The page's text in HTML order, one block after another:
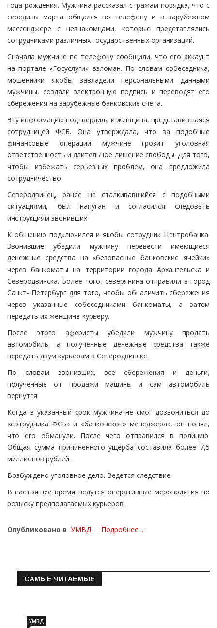
года рождения. Мужчина рассказал стражам порядка, что с
середины марта общался по телефону и в зарубежном
мессенджере с незнакомцами, которые представлялись
сотрудниками различных государственных организаций.
Сначала мужчине по телефону сообщили, что его аккаунт
на портале «Госуслуги» взломан. По словам собеседника,
мошенники якобы завладели персональными данными
мужчины, создали электронную подпись и переводят его
сбережения на зарубежные банковские счета.
Эту информацию подтвердила и женщина, представившаяся
сотрудницей ФСБ. Она утверждала, что за подобные
финансовые операции мужчине грозит уголовная
ответственность и длительное лишение свободы. Для того,
чтобы избежать серьезных проблем, она предложила
сотрудничество.
Северодвинец, ранее не сталкивавшийся с подобными
ситуациями, был напуган и согласился следовать
инструкциям звонивших.
К общению подключился и якобы сотрудник Центробанка.
Звонившие убедили мужчину перевести имеющиеся
денежные средства на «безопасные банковские ячейки»
через банкоматы на территории города Архангельска и
Северодвинска. Более того, северянина отправили в город
Санкт- Петербург для того, чтобы обналичить сбережения
через указанные собеседниками банкоматы, а затем
передать их женщине-курьеру.
После этого аферисты убедили мужчину продать
автомобиль, а полученные денежные средства также
передать двум курьерам в Северодвинске.
По словам звонивших, все сбережения и деньги,
полученные от продажи машины и сам автомобиль
вернутся.
Когда в указанный срок мужчина не смог дозвониться до
«сотрудника ФСБ» и «банковского менеджера», он понял,
что его обманули. После чего отправился в полицию.
Общая сумма причиненного ущерба составила более 7,5
миллионов рублей.
Возбуждено уголовное дело. Ведется следствие.
В настоящее время ведутся оперативные мероприятия по
розыску предполагаемых курьеров.
Опубликовано в УМВД Подробнее ...
САМЫЕ ЧИТАЕМЫЕ
УМВД